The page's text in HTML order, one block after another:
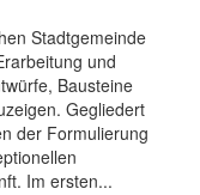
Stadtgemeinde
und
Bausteine
Gegliedert
der Formulierung
Im ersten...